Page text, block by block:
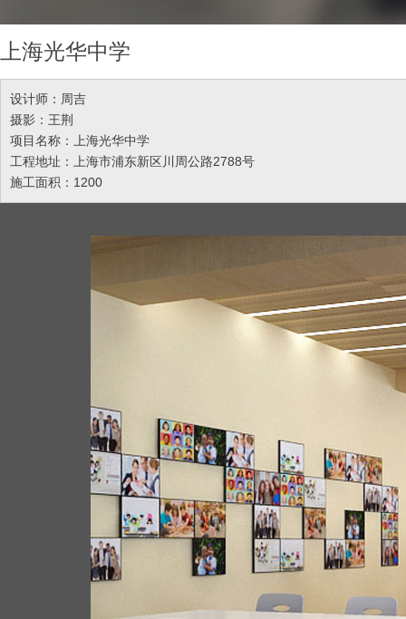
上海光华中学
设计师：周吉
摄影：王荆
项目名称：上海光华中学
工程地址：上海市浦东新区川周公路2788号
施工面积：1200